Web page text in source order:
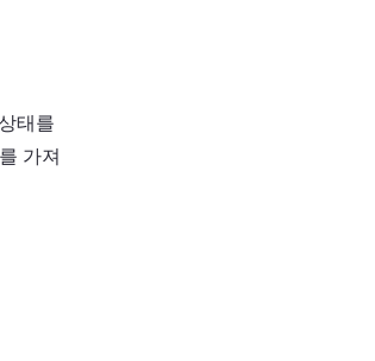
태를
가져